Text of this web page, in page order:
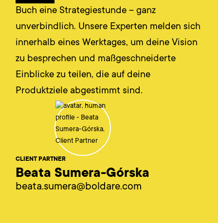
Buch eine Strategiestunde – ganz
unverbindlich. Unsere Experten melden sich
innerhalb eines Werktages, um deine Vision
zu besprechen und maßgeschneiderte
Einblicke zu teilen, die auf deine
Produktziele abgestimmt sind.
CLIENT PARTNER
Beata Sumera-Górska
beata.sumera@boldare.com